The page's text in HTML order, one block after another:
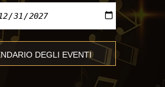
Budapest
30 dic 2026